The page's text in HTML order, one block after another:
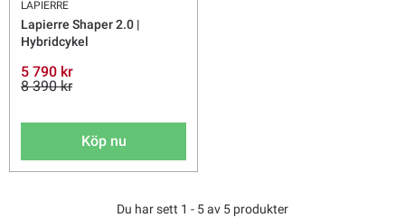
LAPIERRE
Lapierre Shaper 2.0 |
Hybridcykel
5 790 kr
8 390 kr
Köp nu
Du har sett 1 - 5 av 5 produkter